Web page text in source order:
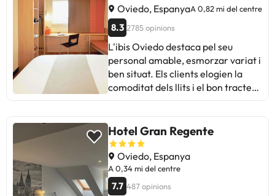
Oviedo, EspanyaA 0,82 mi del centre
8.3 2785 opinions
L'ibis Oviedo destaca pel seu
personal amable, esmorzar variat i
ben situat. Els clients elogien la
comoditat dels llits i el bon tracte
manteniment, soroll i manca de
varietat per esmorzar. Tot i això, és
un hotel recomanat per a viatgers
de negocis i per a estades curtes.
Informació de la zona poden no ser
Hotel Gran Regente
Oviedo, Espanya
A 0,34 mi del centre
7.7 487 opinions